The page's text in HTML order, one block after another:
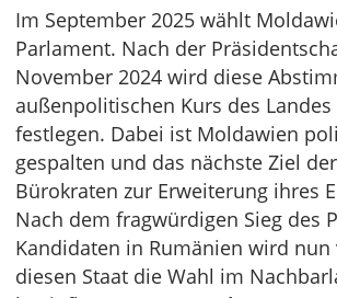
Im September 2025 wählt
Parlament. Nach der
November 2024 wird diese
außenpolitischen Kurs des Landes
festlegen. Dabei ist Moldawien
gespalten und das nächste Ziel
Bürokraten zur Erweiterung ihres
Nach dem fragwürdigen Sieg des
Kandidaten in Rumänien wird nun
diesen Staat die Wahl im